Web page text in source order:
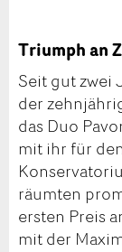
Triumph an
Seit gut zwei
der
das Duo
mit ihr für
räumten
ersten Preis
mit der